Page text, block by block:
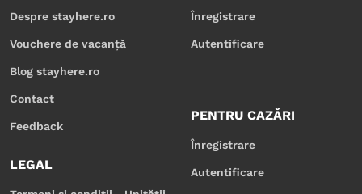
Despre stayhere.ro
Vouchere de vacanță
Blog stayhere.ro
Contact
Feedback
LEGAL
Înregistrare
Autentificare
PENTRU CAZĂRI
Înregistrare
Autentificare